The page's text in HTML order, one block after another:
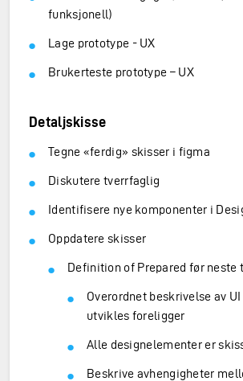
funksjonell)
Lage prototype - UX
Brukerteste prototype – UX
Detaljskisse
Tegne «ferdig» skisser i figma
Diskutere tverrfaglig
Identifisere nye komponenter i
Oppdatere skisser
Definition of Prepared før neste
Overordnet beskrivelse av
utvikles foreligger
Alle designelementer er
Beskrive avhengigheter